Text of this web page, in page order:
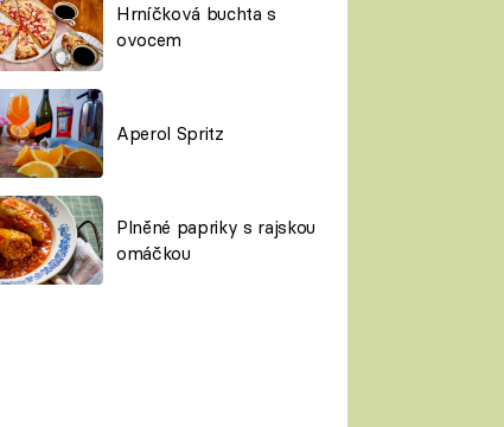
Hrníčková buchta s
ovocem
Aperol Spritz
Plněné papriky s rajskou
omáčkou